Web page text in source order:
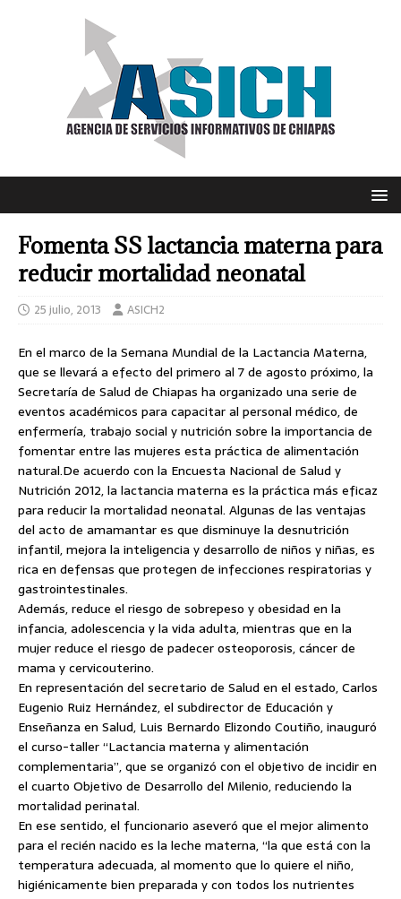
Fomenta SS lactancia materna para
reducir mortalidad neonatal
25 julio, 2013 ASICH2
En el marco de la Semana Mundial de la Lactancia Materna,
que se llevará a efecto del primero al 7 de agosto próximo, la
Secretaría de Salud de Chiapas ha organizado una serie de
eventos académicos para capacitar al personal médico, de
enfermería, trabajo social y nutrición sobre la importancia de
fomentar entre las mujeres esta práctica de alimentación
natural.De acuerdo con la Encuesta Nacional de Salud y
Nutrición 2012, la lactancia materna es la práctica más eficaz
para reducir la mortalidad neonatal. Algunas de las ventajas
del acto de amamantar es que disminuye la desnutrición
infantil, mejora la inteligencia y desarrollo de niños y niñas, es
rica en defensas que protegen de infecciones respiratorias y
gastrointestinales.
Además, reduce el riesgo de sobrepeso y obesidad en la
infancia, adolescencia y la vida adulta, mientras que en la
mujer reduce el riesgo de padecer osteoporosis, cáncer de
mama y cervicouterino.
En representación del secretario de Salud en el estado, Carlos
Eugenio Ruiz Hernández, el subdirector de Educación y
Enseñanza en Salud, Luis Bernardo Elizondo Coutiño, inauguró
el curso-taller “Lactancia materna y alimentación
complementaria”, que se organizó con el objetivo de incidir en
el cuarto Objetivo de Desarrollo del Milenio, reduciendo la
mortalidad perinatal.
En ese sentido, el funcionario aseveró que el mejor alimento
para el recién nacido es la leche materna, “la que está con la
temperatura adecuada, al momento que lo quiere el niño,
higiénicamente bien preparada y con todos los nutrientes